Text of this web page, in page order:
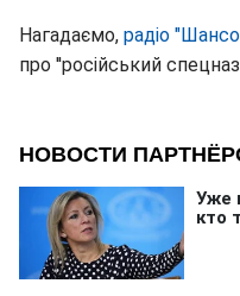
Нагадаємо, радіо
про ''російський